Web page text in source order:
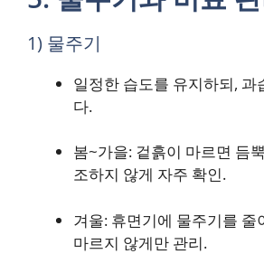
1) 물주기
일정한 습도를 유지하되, 과
다.
봄~가을: 겉흙이 마르면 듬
조하지 않게 자주 확인.
겨울: 휴면기에 물주기를 줄
마르지 않게만 관리.